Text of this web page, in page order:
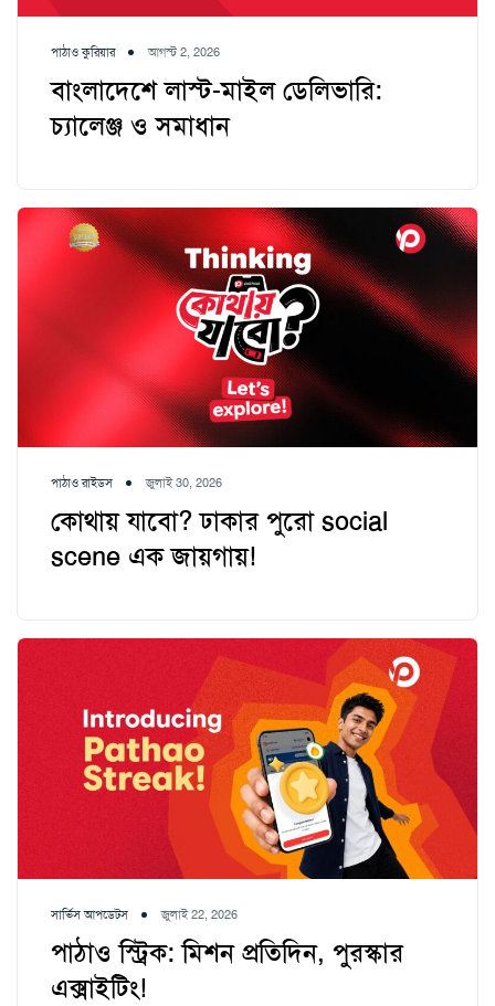
পাঠাও কুরিয়ার আগস্ট 2, 2026
বাংলাদেশে লাস্ট-মাইল ডেলিভারি:
চ্যালেঞ্জ ও সমাধান
পাঠাও রাইডস জুলাই 30, 2026
কোথায় যাবো? ঢাকার পুরো social
scene এক জায়গায়!
সার্ভিস আপডেটস জুলাই 22, 2026
পাঠাও স্ট্রিক: মিশন প্রতিদিন, পুরস্কার
এক্সাইটিং!